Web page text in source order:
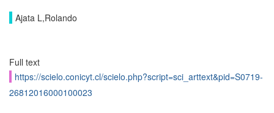
Ajata L,Rolando
Full text
https://scielo.conicyt.cl/scielo.php?script=sci_arttext&pid=S0719-
26812016000100023